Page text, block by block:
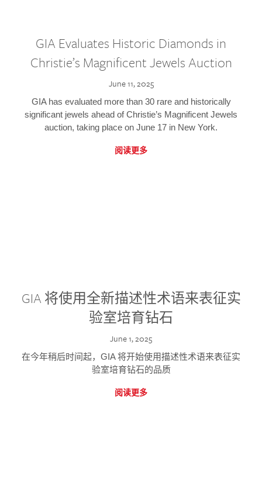
GIA Evaluates Historic Diamonds in
Christie’s Magnificent Jewels Auction
June 11, 2025
GIA has evaluated more than 30 rare and historically
significant jewels ahead of Christie’s Magnificent Jewels
auction, taking place on June 17 in New York.
阅读更多
GIA 将使用全新描述性术语来表征实
验室培育钻石
June 1, 2025
在今年稍后时间起，GIA 将开始使用描述性术语来表征实
验室培育钻石的品质
阅读更多